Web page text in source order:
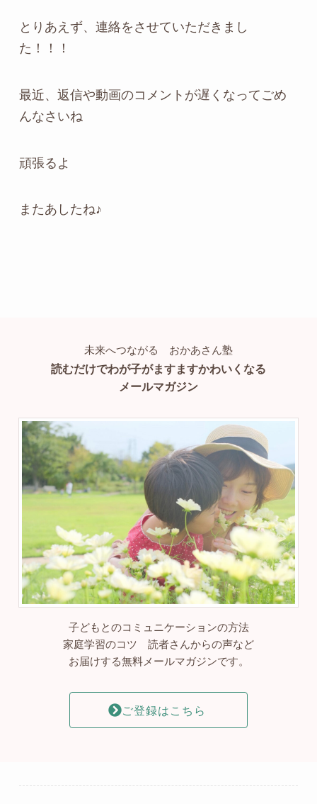
とりあえず、連絡をさせていただきまし
た！！！
最近、返信や動画のコメントが遅くなってごめ
んなさいね
頑張るよ
またあしたね♪
未来へつながる おかあさん塾
読むだけでわが子がますますかわいくなる
メールマガジン
子どもとのコミュニケーションの方法
家庭学習のコツ 読者さんからの声など
お届けする無料メールマガジンです。
ご登録はこちら